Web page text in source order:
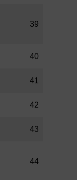
39
40
41
42
43
44